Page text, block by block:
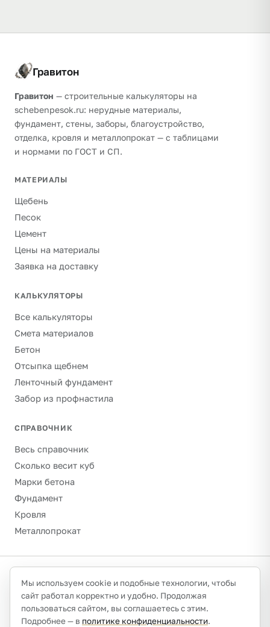
Гравитон
Гравитон — строительные калькуляторы на
schebenpesok.ru: нерудные материалы,
фундамент, стены, заборы, благоустройство,
отделка, кровля и металлопрокат — с таблицами
и нормами по ГОСТ и СП.
МАТЕРИАЛЫ
Щебень
Песок
Цемент
Цены на материалы
Заявка на доставку
КАЛЬКУЛЯТОРЫ
Все калькуляторы
Смета материалов
Бетон
Отсыпка щебнем
Ленточный фундамент
Забор из профнастила
СПРАВОЧНИК
Весь справочник
Сколько весит куб
Марки бетона
Фундамент
Кровля
Металлопрокат
Разработка отиванов.сайт
О проекте и контактыПолитика конфиденциальности
Обработка персональных данных
Мы используем cookie и подобные технологии, чтобы
сайт работал корректно и удобно. Продолжая
пользоваться сайтом, вы соглашаетесь с этим.
Подробнее — в политике конфиденциальности.